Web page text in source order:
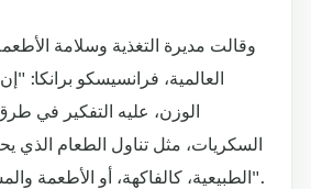
وقالت مديرة التغذية وسلامة
العالمية، فرانسيسكو برانكا:
الوزن، عليه التفكير في
السكريات، مثل تناول الطعام الذي
الطبيعية، كالفاكهة، أو الأطعمة والمشروبات غير المحلاة".